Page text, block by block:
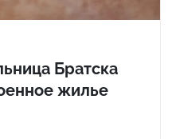
Братска
жилье